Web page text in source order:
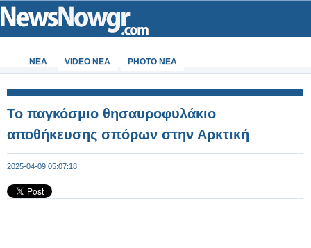
ΝΕΑ VIDEO NEA PHOTO NEA
Το παγκόσμιο θησαυροφυλάκιο
αποθήκευσης σπόρων στην Αρκτική
2025-04-09 05:07:18